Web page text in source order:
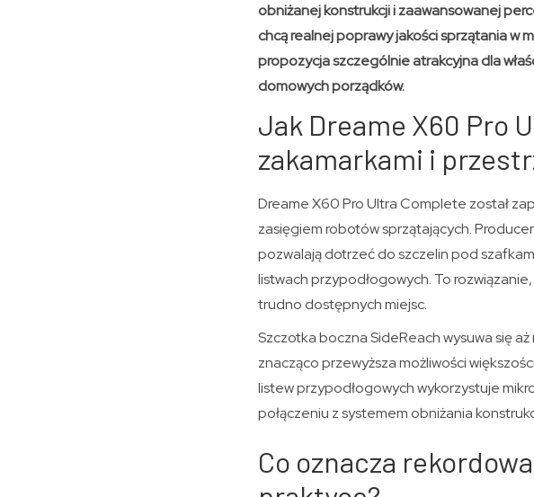
obniżanej konstrukcji i zaawansowanej
chcą realnej poprawy jakości sprzątania w
propozycja szczególnie atrakcyjna dla
domowych porządków.
Jak Dreame X60 Pro
zakamarkami i
Dreame X60 Pro Ultra Complete został
zasięgiem robotów sprzątających.
pozwalają dotrzeć do szczelin pod
listwach przypodłogowych. To
trudno dostępnych miejsc.
Szczotka boczna SideReach wysuwa się
znacząco przewyższa możliwości
listew przypodłogowych wykorzystuje
połączeniu z systemem obniżania
Co oznacza